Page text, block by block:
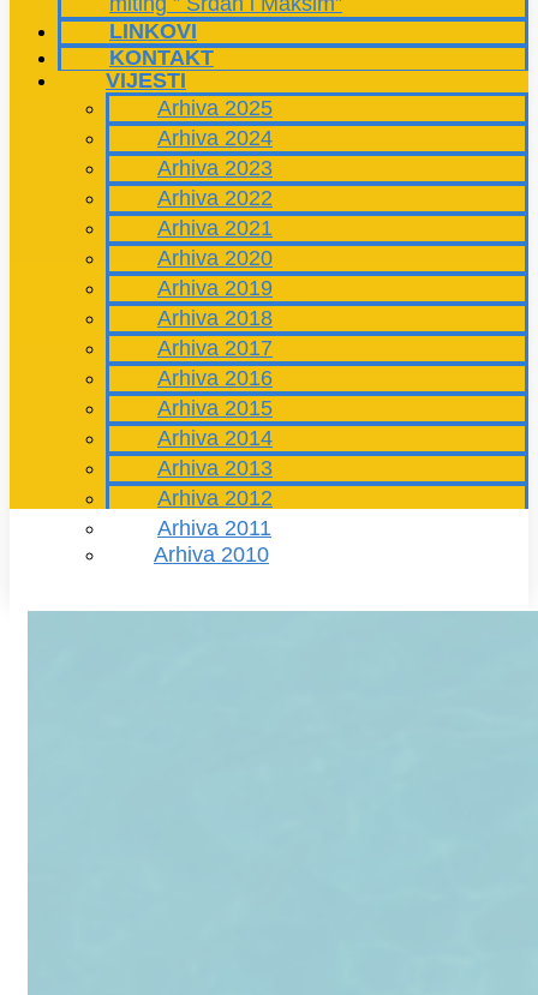
LINKOVI
KONTAKT
VIJESTI
Arhiva 2025
Arhiva 2024
Arhiva 2023
Arhiva 2022
Arhiva 2021
Arhiva 2020
Arhiva 2019
Arhiva 2018
Arhiva 2017
Arhiva 2016
Arhiva 2015
Arhiva 2014
Arhiva 2013
Arhiva 2012
Arhiva 2011
Arhiva 2010